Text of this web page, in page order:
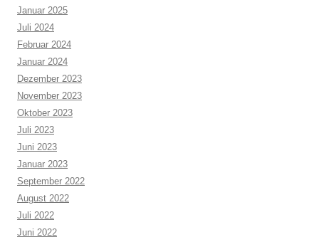
Januar 2025
Juli 2024
Februar 2024
Januar 2024
Dezember 2023
November 2023
Oktober 2023
Juli 2023
Juni 2023
Januar 2023
September 2022
August 2022
Juli 2022
Juni 2022